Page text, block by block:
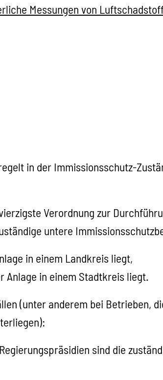
Messungen von
in der Immissionsschutz-
Verordnung zur
untere
in einem Landkreis liegt,
Anlage in einem Stadtkreis liegt.
(unter anderem bei Betrieben,
sind die